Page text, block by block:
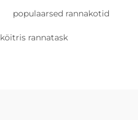
populaarsed rannakotid
köitris rannatask